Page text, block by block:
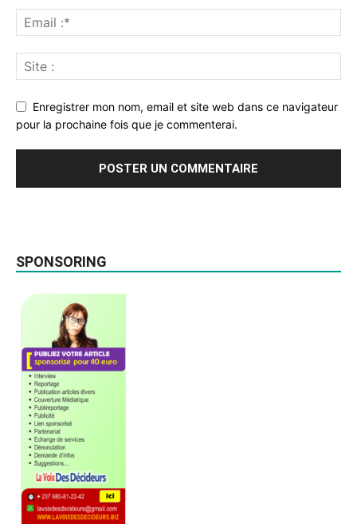
Enregistrer mon nom, email et site web dans ce navigateur
pour la prochaine fois que je commenterai.
SPONSORING